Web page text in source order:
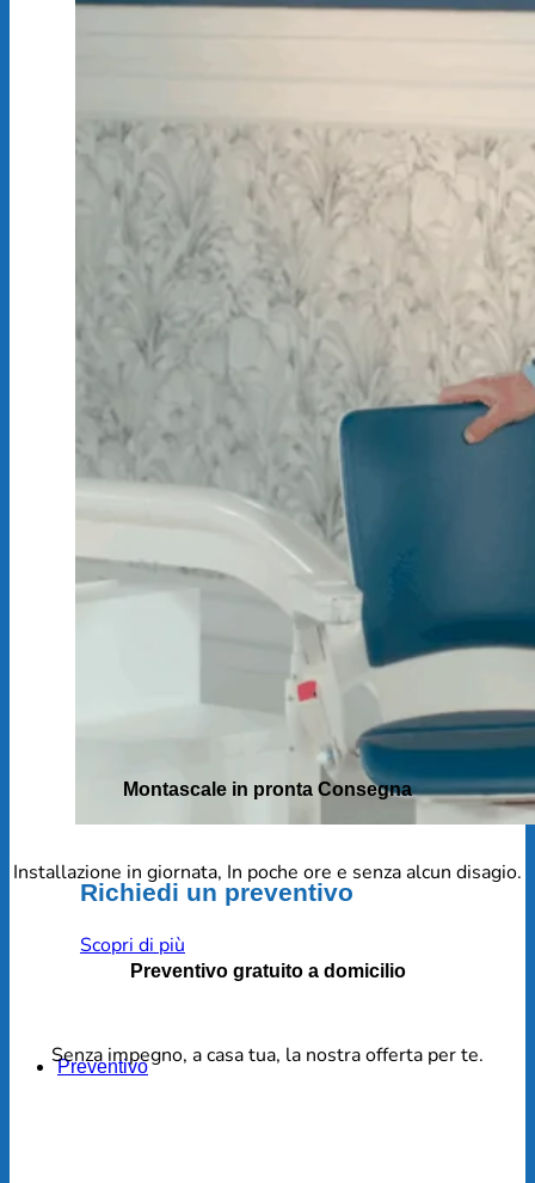
Richiedi un preventivo
Scopri di più
Preventivo
Montascale in pronta Consegna
Installazione in giornata, In poche ore e senza alcun disagio.
Preventivo gratuito a domicilio
Senza impegno, a casa tua, la nostra offerta per te.